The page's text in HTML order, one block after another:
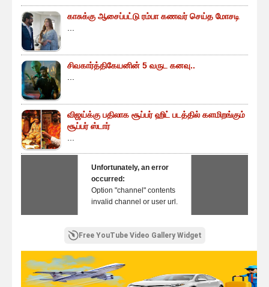
காசுக்கு ஆசைப்பட்டு ரம்பா கணவர் செய்த மோசடி
சிவகார்த்திகேயனின் 5 வருட கனவு..
விஜய்க்கு பதிலாக சூப்பர் ஹிட் படத்தில் களமிறங்கும்
சூப்பர் ஸ்டார்
Unfortunately, an error
occurred:
Option "channel" contents
invalid channel or user url.
Free YouTube Video Gallery Widget